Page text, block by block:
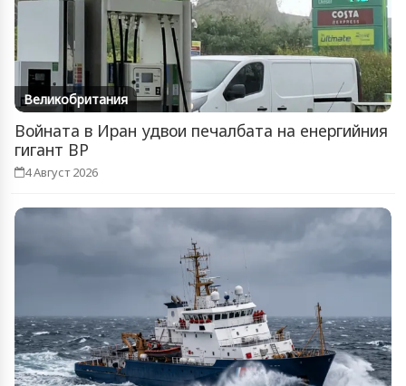
Великобритания
Войната в Иран удвои печалбата на енергийния
гигант BP
4 Август 2026